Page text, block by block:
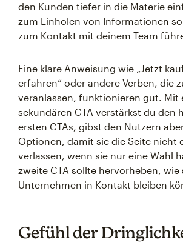
den Kunden tiefer in die Materie
zum Einholen von Informationen
zum Kontakt mit deinem Team
Eine klare Anweisung wie „Jetzt
erfahren“ oder andere Verben, die
veranlassen, funktionieren gut. Mit
sekundären CTA verstärkst du den
ersten CTAs, gibst den Nutzern
Optionen, damit sie die Seite nicht
verlassen, wenn sie nur eine Wahl
zweite CTA sollte hervorheben, wie
Unternehmen in Kontakt bleiben
Gefühl der